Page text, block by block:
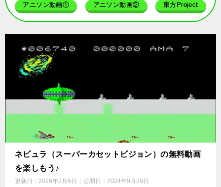
アニソン動画① アニソン動画② 東方Project
ネビュラ（スーパーカセットビジョン）の無料動画
を楽しもう♪
更新日： 2026年2月6日 公開日： 2024年9月29日